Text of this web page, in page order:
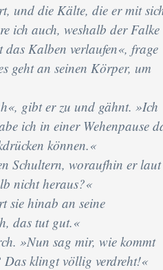
und die Kälte, die er mit
ich auch, weshalb der Falke
das Kalben verlaufen«, frage
geht an seinen Körper, um
gibt er zu und gähnt. »Ich
ich in einer Wehenpause
können.«
Schultern, woraufhin er laut
nicht heraus?«
sie hinab an seine
das tut gut.«
»Nun sag mir, wie kommt
Das klingt völlig verdreht!«